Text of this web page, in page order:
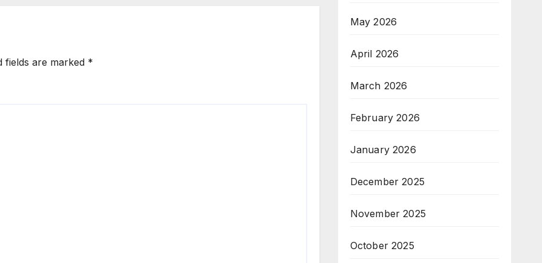
fields are marked *
May 2026
April 2026
March 2026
February 2026
January 2026
December 2025
November 2025
October 2025